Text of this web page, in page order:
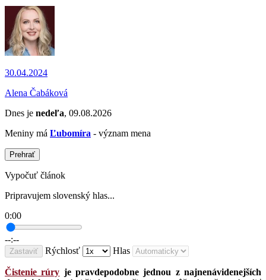
30.04.2024
Alena Čabáková
Dnes je nedeľa, 09.08.2026
Meniny má Ľubomíra - význam mena
Prehrať
Vypočuť článok
Pripravujem slovenský hlas...
0:00
--:--
Zastaviť Rýchlosť Hlas
Čistenie rúry je pravdepodobne jednou z najnenávidenejších